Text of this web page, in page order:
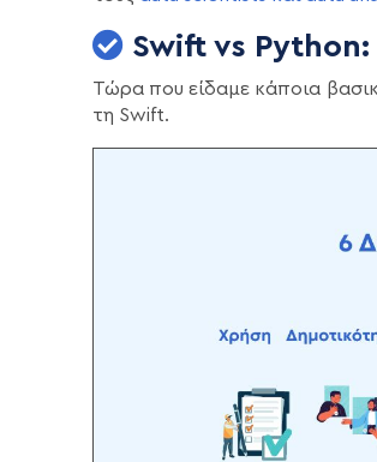
Swift vs Python:
Τώρα που είδαμε κάποια
τη Swift.